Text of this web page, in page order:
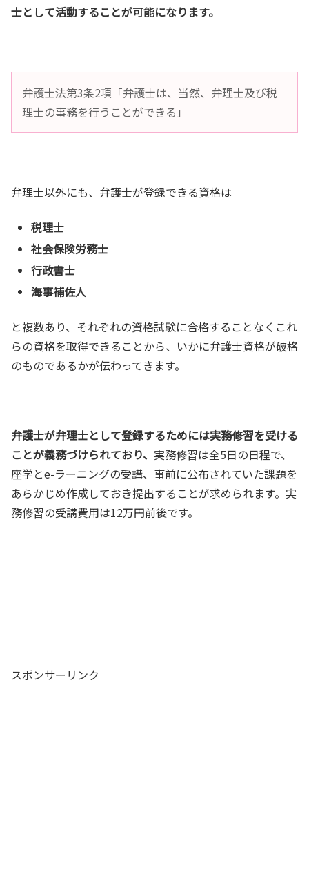
士として活動することが可能になります。
弁護士法第3条2項「弁護士は、当然、弁理士及び税
理士の事務を行うことができる」
弁理士以外にも、弁護士が登録できる資格は
税理士
社会保険労務士
行政書士
海事補佐人
と複数あり、それぞれの資格試験に合格することなくこれ
らの資格を取得できることから、いかに弁護士資格が破格
のものであるかが伝わってきます。
弁護士が弁理士として登録するためには実務修習を受ける
ことが義務づけられており、 実務修習は全5日の日程で、
座学とe-ラーニングの受講、事前に公布されていた課題を
あらかじめ作成しておき提出することが求められます。実
務修習の受講費用は12万円前後です。
スポンサーリンク